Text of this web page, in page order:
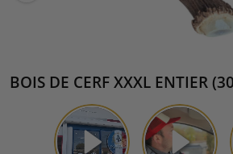
BOIS DE CERF XXXL ENTIER